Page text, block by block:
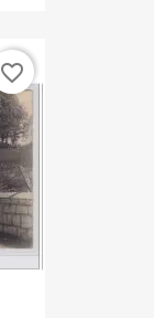
favorite_border